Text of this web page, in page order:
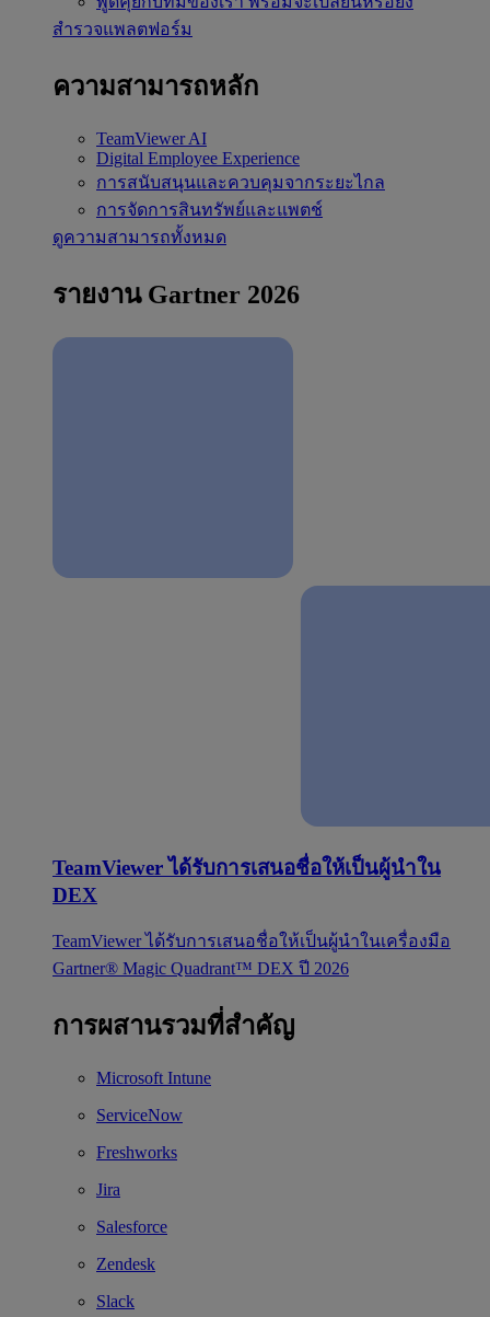
สำรวจแพลตฟอร์ม
ความสามารถหลัก
TeamViewer AI
Digital Employee Experience
การสนับสนุนและควบคุมจากระยะไกล
การจัดการสินทรัพย์และแพตช์
ดูความสามารถทั้งหมด
รายงาน Gartner 2026
TeamViewer ได้รับการเสนอชื่อให้เป็นผู้นำใน
DEX
TeamViewer ได้รับการเสนอชื่อให้เป็นผู้นำในเครื่องมือ
Gartner® Magic Quadrant™ DEX ปี 2026
การผสานรวมที่สำคัญ
Microsoft Intune
ServiceNow
Freshworks
Jira
Salesforce
Zendesk
Slack